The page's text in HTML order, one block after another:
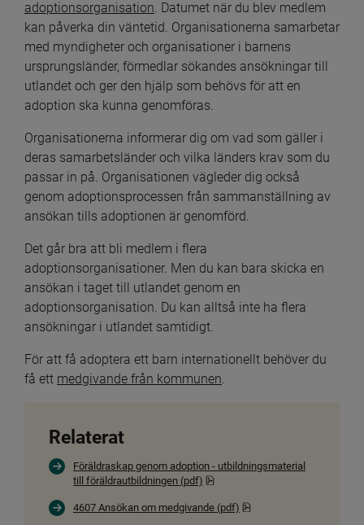
adoptionsorganisation . Datumet när du blev medlem
kan påverka din väntetid. Organisationerna samarbetar
med myndigheter och organisationer i barnens
ursprungsländer, förmedlar sökandes ansökningar till
utlandet och ger den hjälp som behövs för att en
adoption ska kunna genomföras.
Organisationerna informerar dig om vad som gäller i
deras samarbetsländer och vilka länders krav som du
passar in på. Organisationen vägleder dig också
genom adoptionsprocessen från sammanställning av
ansökan tills adoptionen är genomförd.
Det går bra att bli medlem i flera
adoptionsorganisationer. Men du kan bara skicka en
ansökan i taget till utlandet genom en
adoptionsorganisation. Du kan alltså inte ha flera
ansökningar i utlandet samtidigt.
För att få adoptera ett barn internationellt behöver du
få ett medgivande från kommunen
Relaterat
Föräldraskap genom adoption - utbildningsmaterial
till föräldrautbildningen (pdf)
Pdf, 2.2 MB, öppnas i nytt
4607 Ansökan om medgivande (pdf) Pdf, 1 MB.